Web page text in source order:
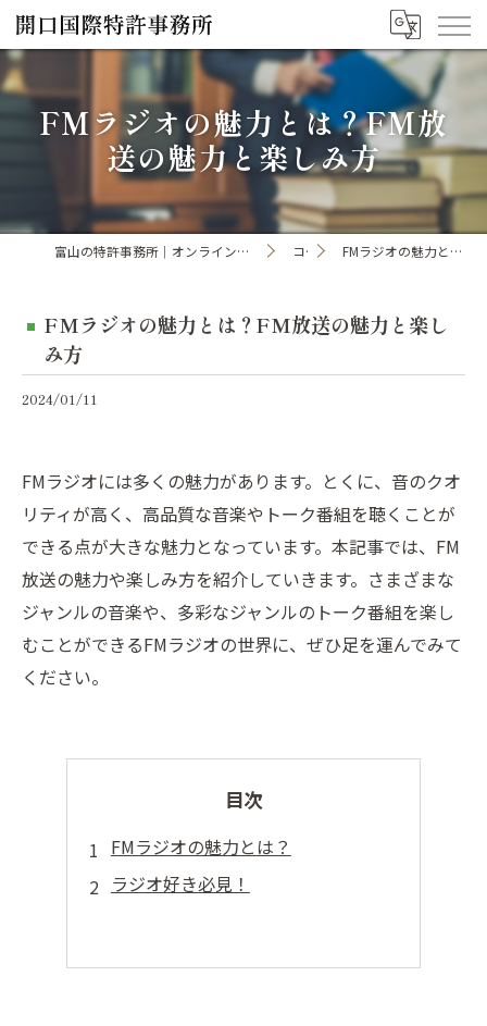
FMラジオの魅力とは？FM放
送の魅力と楽しみ方
富山の特許事務所｜オンライン手続き・申請・出願なら「開口国際特許事務所」 コラム FMラジオの魅力とは？FM放送の魅力と楽しみ方
FMラジオの魅力とは？FM放送の魅力と楽し
み方
2024/01/11
FMラジオには多くの魅力があります。とくに、音のクオ
リティが高く、高品質な音楽やトーク番組を聴くことが
できる点が大きな魅力となっています。本記事では、FM
放送の魅力や楽しみ方を紹介していきます。さまざまな
ジャンルの音楽や、多彩なジャンルのトーク番組を楽し
むことができるFMラジオの世界に、ぜひ足を運んでみて
ください。
目次
FMラジオの魅力とは？
ラジオ好き必見！